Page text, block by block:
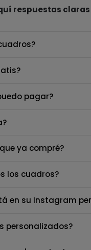
respuestas
pagar?
ya compré?
los cuadros?
en su Instagram
personalizados?